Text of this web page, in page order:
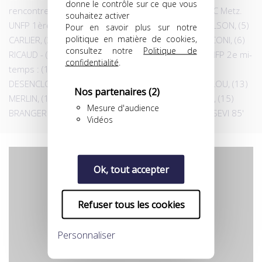
donne le contrôle sur ce que vous
souhaitez activer
Pour en savoir plus sur notre
politique en matière de cookies,
consultez notre Politique de
confidentialité
Nos partenaires(2)
Mesure d'audience
Vidéos
Ok, tout accepter
Refuser tous les cookies
Personnaliser
rencontres face aux Luxembourgeois d'Esch et le FC Metz.
UNFP 1ère mi-temps : (1) KEITA - (2) MARTOT, (4) BELSON, (5)
CARLIER, (3) EKWE EBELE - (7) MISSILOU, (10) TARASCONI, (6)
RICAUD - (8) BADIANE, (9) TRAORE, (15) BRANGER UNFP 2e mi-
temps : (16) MAKARIDZE - (17) WROBLEWSKI, (12)
DESENCLOS, (5) CARLIER, (3) EKWE EBELE - (7) MISSILOU, (13)
MERLIN, (10) TARASCONI - (14) DOSSEVI, (9) TRAORE, (15)
BRANGER Les buts : UNFP : TRAORE 18' et 55', DOSSEVI 85'
YouTube est désactivé. Autoriser